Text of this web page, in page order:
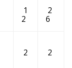
1
2
2
6
2 2